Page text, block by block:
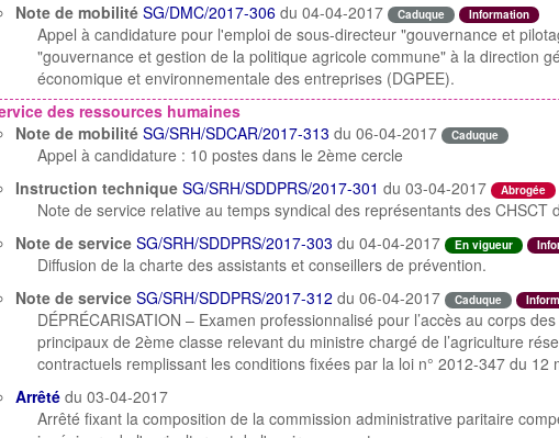
Note de mobilité SG/DMC/2017-306 du 04-04-2017 Caduque Information
Appel à candidature pour l'emploi de sous-directeur "gouvernance et
"gouvernance et gestion de la politique agricole commune" à la direction
économique et environnementale des entreprises (DGPEE).
des ressources humaines
Note de mobilité SG/SRH/SDCAR/2017-313 du 06-04-2017 Caduque
Appel à candidature : 10 postes dans le 2ème cercle
Instruction technique SG/SRH/SDDPRS/2017-301 du 03-04-2017 Abrogée
Note de service relative au temps syndical des représentants des CHSCT
Note de service SG/SRH/SDDPRS/2017-303 du 04-04-2017 En vigueur
Diffusion de la charte des assistants et conseillers de prévention.
Note de service SG/SRH/SDDPRS/2017-312 du 06-04-2017 Caduque
DÉPRÉCARISATION – Examen professionnalisé pour l’accès au corps
principaux de 2ème classe relevant du ministre chargé de l’agriculture
contractuels remplissant les conditions fixées par la loi n° 2012-347 du 12
Arrêté du 03-04-2017
Arrêté fixant la composition de la commission administrative paritaire